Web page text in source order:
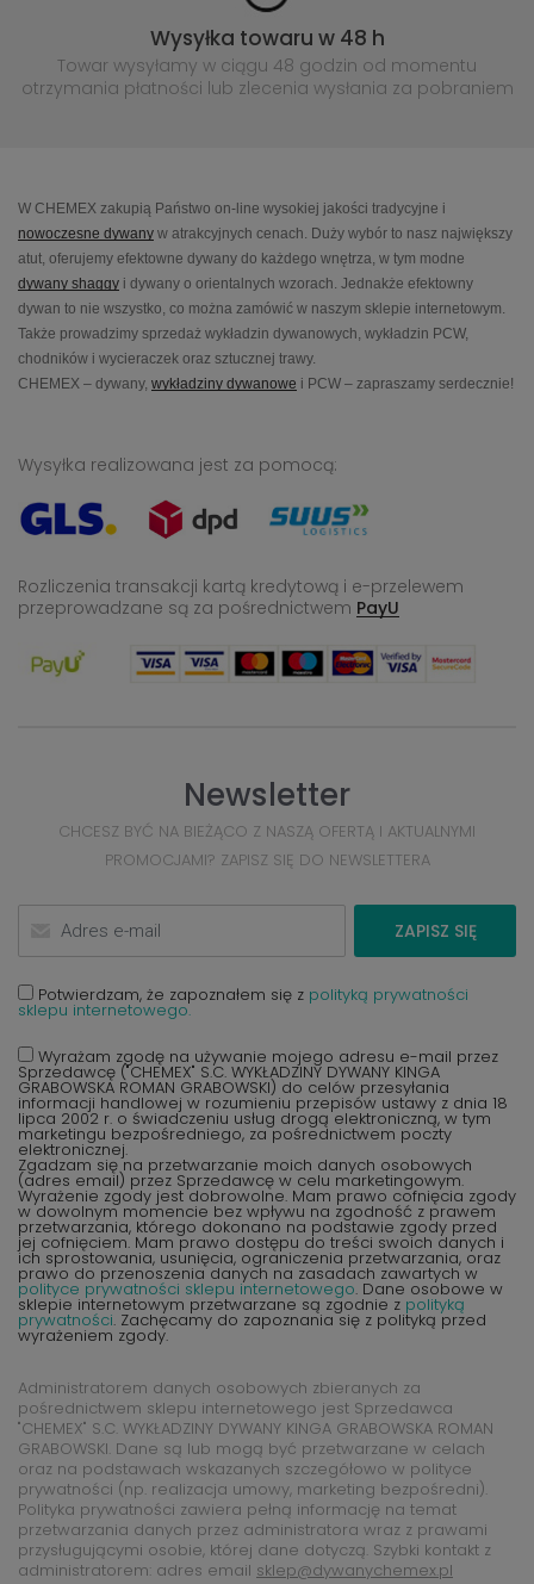
Wysyłka towaru w 48 h
Towar wysyłamy w ciągu 48 godzin od momentu
otrzymania płatności lub zlecenia wysłania za pobraniem
W CHEMEX zakupią Państwo on-line wysokiej jakości tradycyjne i
nowoczesne dywany w atrakcyjnych cenach. Duży wybór to nasz największy
atut, oferujemy efektowne dywany do każdego wnętrza, w tym modne
dywany shaggy i dywany o orientalnych wzorach. Jednakże efektowny
dywan to nie wszystko, co można zamówić w naszym sklepie internetowym.
Także prowadzimy sprzedaż wykładzin dywanowych, wykładzin PCW,
chodników i wycieraczek oraz sztucznej trawy.
CHEMEX – dywany, wykładziny dywanowe i PCW – zapraszamy serdecznie!
Wysyłka realizowana jest za pomocą:
Rozliczenia transakcji kartą kredytową i e-przelewem
przeprowadzane są za pośrednictwem PayU
Newsletter
CHCESZ BYĆ NA BIEŻĄCO Z NASZĄ OFERTĄ I AKTUALNYMI
PROMOCJAMI? ZAPISZ SIĘ DO NEWSLETTERA
ZAPISZ SIĘ
Potwierdzam, że zapoznałem się z polityką prywatności
sklepu internetowego.
Wyrażam zgodę na używanie mojego adresu e-mail przez
Sprzedawcę ("CHEMEX" S.C. WYKŁADZINY DYWANY KINGA
GRABOWSKA ROMAN GRABOWSKI) do celów przesyłania
informacji handlowej w rozumieniu przepisów ustawy z dnia 18
lipca 2002 r. o świadczeniu usług drogą elektroniczną, w tym
marketingu bezpośredniego, za pośrednictwem poczty
elektronicznej.
Zgadzam się na przetwarzanie moich danych osobowych
(adres email) przez Sprzedawcę w celu marketingowym.
Wyrażenie zgody jest dobrowolne. Mam prawo cofnięcia zgody
w dowolnym momencie bez wpływu na zgodność z prawem
przetwarzania, którego dokonano na podstawie zgody przed
jej cofnięciem. Mam prawo dostępu do treści swoich danych i
ich sprostowania, usunięcia, ograniczenia przetwarzania, oraz
prawo do przenoszenia danych na zasadach zawartych w
polityce prywatności sklepu internetowego. Dane osobowe w
sklepie internetowym przetwarzane są zgodnie z polityką
prywatności. Zachęcamy do zapoznania się z polityką przed
wyrażeniem zgody.
Administratorem danych osobowych zbieranych za
pośrednictwem sklepu internetowego jest Sprzedawca
"CHEMEX" S.C. WYKŁADZINY DYWANY KINGA GRABOWSKA ROMAN
GRABOWSKI. Dane są lub mogą być przetwarzane w celach
oraz na podstawach wskazanych szczegółowo w polityce
prywatności (np. realizacja umowy, marketing bezpośredni).
Polityka prywatności zawiera pełną informację na temat
przetwarzania danych przez administratora wraz z prawami
przysługującymi osobie, której dane dotyczą. Szybki kontakt z
administratorem: adres email sklep@dywanychemex.pl